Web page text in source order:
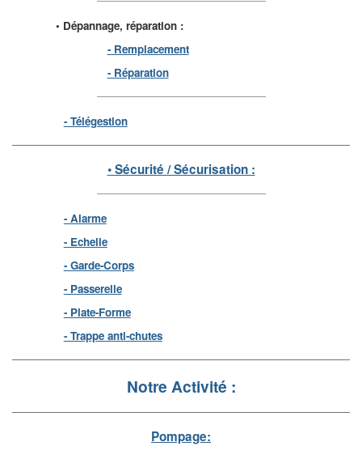
• Dépannage, réparation :
- Remplacement
- Réparation
- Télégestion
• Sécurité / Sécurisation :
- Alarme
- Echelle
- Garde-Corps
- Passerelle
- Plate-Forme
- Trappe anti-chutes
Notre Activité :
Pompage: